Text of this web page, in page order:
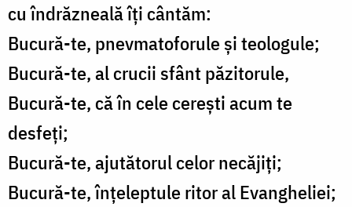
cu îndrăzneală îți cântăm:
Bucură-te, pnevmatoforule și teologule;
Bucură-te, al crucii sfânt păzitorule,
Bucură-te, că în cele cerești acum te
desfeți;
Bucură-te, ajutătorul celor necăjiți;
Bucură-te, înțeleptule ritor al Evangheliei;